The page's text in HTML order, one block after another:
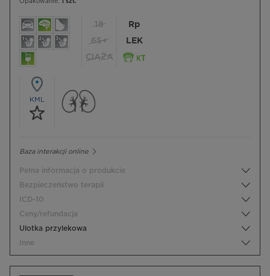
Opakowanie: 1 szt.
18
65+
CIĄŻA
Rp
LEK
KML
Baza interakcji online
Pełna informacja o produkcie
Bezpieczeństwo terapii
ICD-10
Ceny/refundacja
Ulotka przylekowa
Inne